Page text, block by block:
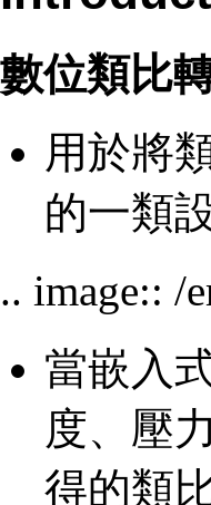
數位類比
用於將
的一類
.. image:: /
當嵌入
度、壓
得的類